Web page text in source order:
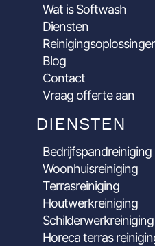
Wat is Softwash
Diensten
Blog
Contact
Vraag offerte aan
DIENSTEN
Bedrijfspandreiniging
Woonhuisreiniging
Terrasreiniging
Houtwerkreiniging
Schilderwerkreiniging
Horeca terras